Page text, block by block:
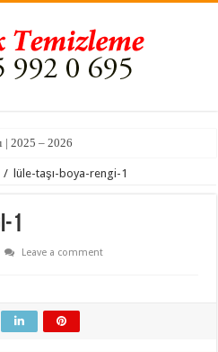
| 2025 – 2026
/ lüle-taşı-boya-rengi-1
1
Leave a comment